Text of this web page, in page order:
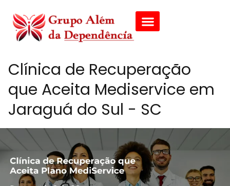
Clínica de Recuperação
que Aceita Mediservice em
Jaraguá do Sul - SC